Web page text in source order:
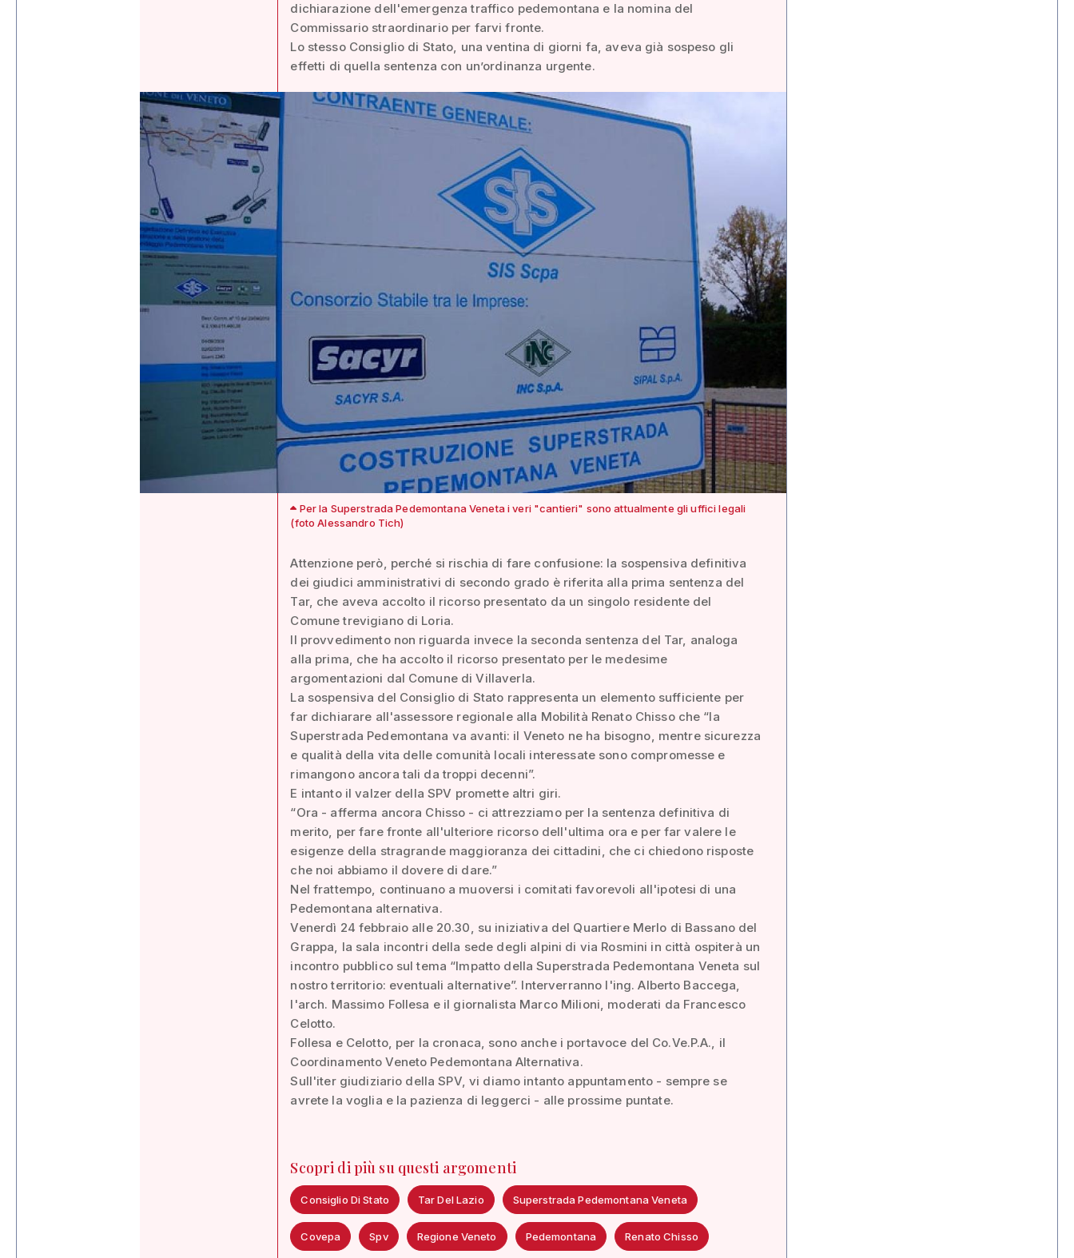
dichiarazione dell'emergenza traffico pedemontana e la nomina del
Commissario straordinario per farvi fronte.
Lo stesso Consiglio di Stato, una ventina di giorni fa, aveva già sospeso gli
effetti di quella sentenza con un’ordinanza urgente.
Per la Superstrada Pedemontana Veneta i veri "cantieri" sono attualmente gli uffici legali
(foto Alessandro Tich)
Attenzione però, perché si rischia di fare confusione: la sospensiva definitiva
dei giudici amministrativi di secondo grado è riferita alla prima sentenza del
Tar, che aveva accolto il ricorso presentato da un singolo residente del
Comune trevigiano di Loria.
Il provvedimento non riguarda invece la seconda sentenza del Tar, analoga
alla prima, che ha accolto il ricorso presentato per le medesime
argomentazioni dal Comune di Villaverla.
La sospensiva del Consiglio di Stato rappresenta un elemento sufficiente per
far dichiarare all'assessore regionale alla Mobilità Renato Chisso che “la
Superstrada Pedemontana va avanti: il Veneto ne ha bisogno, mentre sicurezza
e qualità della vita delle comunità locali interessate sono compromesse e
rimangono ancora tali da troppi decenni”.
E intanto il valzer della SPV promette altri giri.
“Ora - afferma ancora Chisso - ci attrezziamo per la sentenza definitiva di
merito, per fare fronte all'ulteriore ricorso dell'ultima ora e per far valere le
esigenze della stragrande maggioranza dei cittadini, che ci chiedono risposte
che noi abbiamo il dovere di dare.”
Nel frattempo, continuano a muoversi i comitati favorevoli all'ipotesi di una
Pedemontana alternativa.
Venerdì 24 febbraio alle 20.30, su iniziativa del Quartiere Merlo di Bassano del
Grappa, la sala incontri della sede degli alpini di via Rosmini in città ospiterà un
incontro pubblico sul tema “Impatto della Superstrada Pedemontana Veneta sul
nostro territorio: eventuali alternative”. Interverranno l'ing. Alberto Baccega,
l'arch. Massimo Follesa e il giornalista Marco Milioni, moderati da Francesco
Celotto.
Follesa e Celotto, per la cronaca, sono anche i portavoce del Co.Ve.P.A., il
Coordinamento Veneto Pedemontana Alternativa.
Sull'iter giudiziario della SPV, vi diamo intanto appuntamento - sempre se
avrete la voglia e la pazienza di leggerci - alle prossime puntate.
Scopri di più su questi argomenti
Consiglio Di Stato Tar Del Lazio Superstrada Pedemontana Veneta
Covepa Spv Regione Veneto Pedemontana Renato Chisso